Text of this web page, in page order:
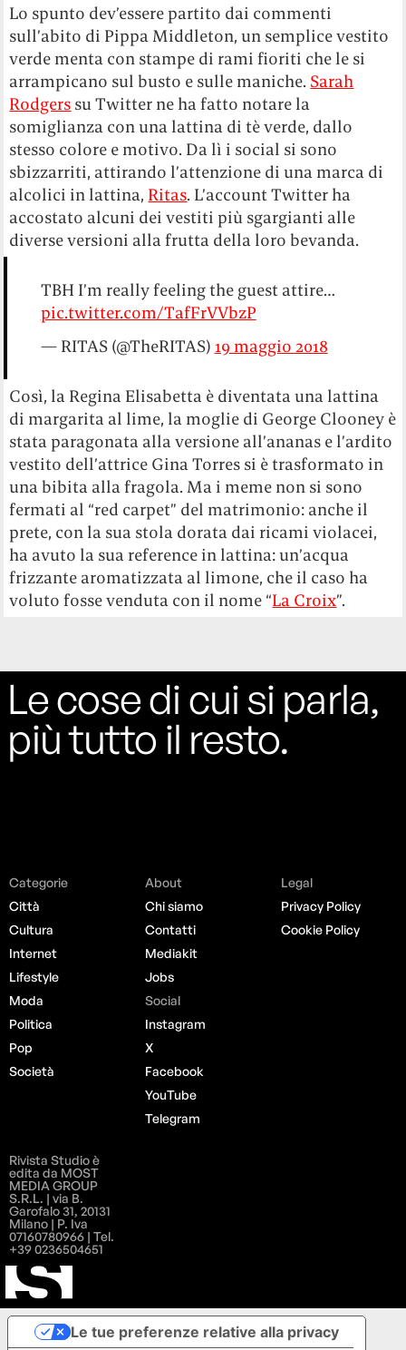
Lo spunto dev’essere partito dai commenti
sull’abito di Pippa Middleton, un semplice vestito
verde menta con stampe di rami fioriti che le si
arrampicano sul busto e sulle maniche. Sarah
Rodgers su Twitter ne ha fatto notare la
somiglianza con una lattina di tè verde, dallo
stesso colore e motivo. Da lì i social si sono
sbizzarriti, attirando l’attenzione di una marca di
alcolici in lattina, Ritas. L’account Twitter ha
accostato alcuni dei vestiti più sgargianti alle
diverse versioni alla frutta della loro bevanda.
TBH I’m really feeling the guest attire…
pic.twitter.com/TafFrVVbzP
— RITAS (@TheRITAS) 19 maggio 2018
Così, la Regina Elisabetta è diventata una lattina
di margarita al lime, la moglie di George Clooney è
stata paragonata alla versione all’ananas e l’ardito
vestito dell’attrice Gina Torres si è trasformato in
una bibita alla fragola. Ma i meme non si sono
fermati al “red carpet” del matrimonio: anche il
prete, con la sua stola dorata dai ricami violacei,
ha avuto la sua reference in lattina: un’acqua
frizzante aromatizzata al limone, che il caso ha
voluto fosse venduta con il nome “La Croix”.
Le cose di cui si parla,
più tutto il resto.
Categorie
Città
Cultura
Internet
Lifestyle
Moda
Politica
Pop
Società
About
Chi siamo
Contatti
Mediakit
Jobs
Social
Instagram
X
Facebook
YouTube
Telegram
Legal
Privacy Policy
Cookie Policy
Rivista Studio è
edita da MOST
MEDIA GROUP
S.R.L. | via B.
Garofalo 31, 20131
Milano | P. Iva
07160780966 | Tel.
+39 0236504651
Le tue preferenze relative alla privacy